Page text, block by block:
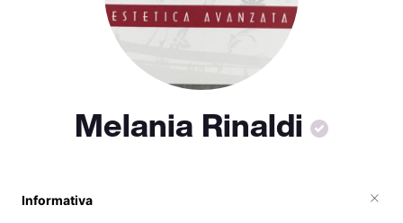
Melania Rinaldi
Informativa ×